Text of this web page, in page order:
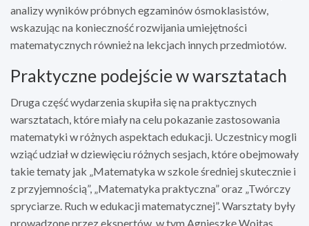
analizy wyników próbnych egzaminów ósmoklasistów,
wskazując na konieczność rozwijania umiejętności
matematycznych również na lekcjach innych przedmiotów.
Praktyczne podejście w warsztatach
Druga część wydarzenia skupiła się na praktycznych
warsztatach, które miały na celu pokazanie zastosowania
matematyki w różnych aspektach edukacji. Uczestnicy mogli
wziąć udział w dziewięciu różnych sesjach, które obejmowały
takie tematy jak „Matematyka w szkole średniej skutecznie i
z przyjemnością”, „Matematyka praktyczna” oraz „Twórczy
spryciarze. Ruch w edukacji matematycznej”. Warsztaty były
prowadzone przez ekspertów, w tym Agnieszkę Wojtas,